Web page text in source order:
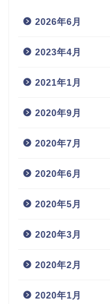
2026年6月
2023年4月
2021年1月
2020年9月
2020年7月
2020年6月
2020年5月
2020年3月
2020年2月
2020年1月